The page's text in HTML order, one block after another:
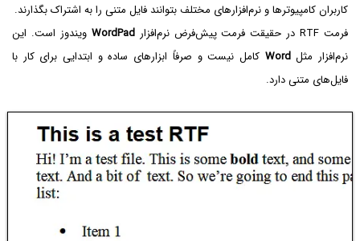
کاربران کامپیوترها و نرم‌افزارهای مختلف بتوانند فایل متنی را به اشتراک بگذارند.
فرمت RTF در حقیقت فرمت پیش‌فرض نرم‌افزار
WordPad ویندوز است. این
نرم‌افزار مثلWord کامل نیست و صرفاً ابزارهای ساده و ابتدایی برای کار با
فایل‌های متنی دارد.